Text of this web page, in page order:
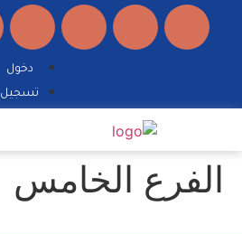
دخول
تسجيل
الفرع الخامس